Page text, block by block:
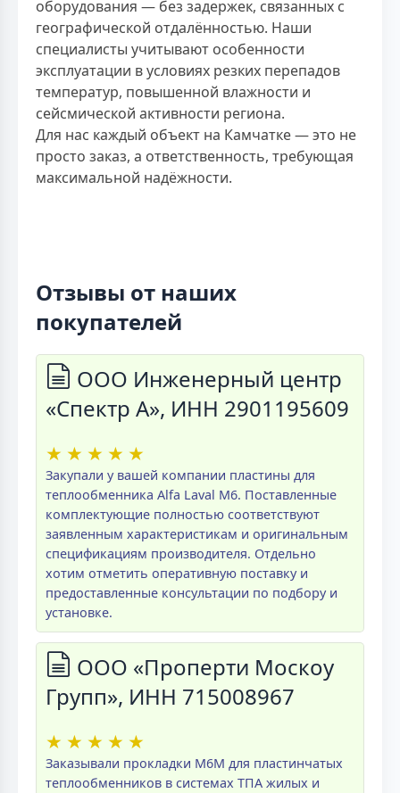
оборудования — без задержек, связанных с
географической отдалённостью. Наши
специалисты учитывают особенности
эксплуатации в условиях резких перепадов
температур, повышенной влажности и
сейсмической активности региона.
Для нас каждый объект на Камчатке — это не
просто заказ, а ответственность, требующая
максимальной надёжности.
Отзывы от наших
покупателей
ООО Инженерный центр
«Спектр А», ИНН 2901195609
★ ★ ★ ★ ★
Закупали у вашей компании пластины для
теплообменника Alfa Laval M6. Поставленные
комплектующие полностью соответствуют
заявленным характеристикам и оригинальным
спецификациям производителя. Отдельно
хотим отметить оперативную поставку и
предоставленные консультации по подбору и
установке.
ООО «Проперти Москоу
Групп», ИНН 715008967
★ ★ ★ ★ ★
Заказывали прокладки M6M для пластинчатых
теплообменников в системах ТПА жилых и